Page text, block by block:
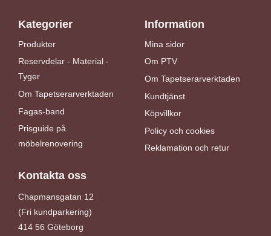
Kategorier
Produkter
Reservdelar - Material -
Tyger
Om Tapetserarverktaden
Fagas-band
Prisguide på
möbelrenovering
Information
Mina sidor
Om PTV
Om Tapetserarverktaden
Kundtjänst
Köpvillkor
Policy och cookies
Reklamation och retur
Kontakta oss
Chapmansgatan 12
(Fri kundparkering)
414 56 Göteborg